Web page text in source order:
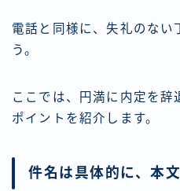
電話と同様に、失礼のない
う。
ここでは、円満に内定を辞
ポイントを紹介します。
件名は具体的に、本